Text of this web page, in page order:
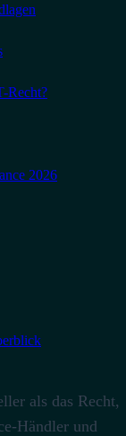
Recht?
2026
als das Recht,
Händler und